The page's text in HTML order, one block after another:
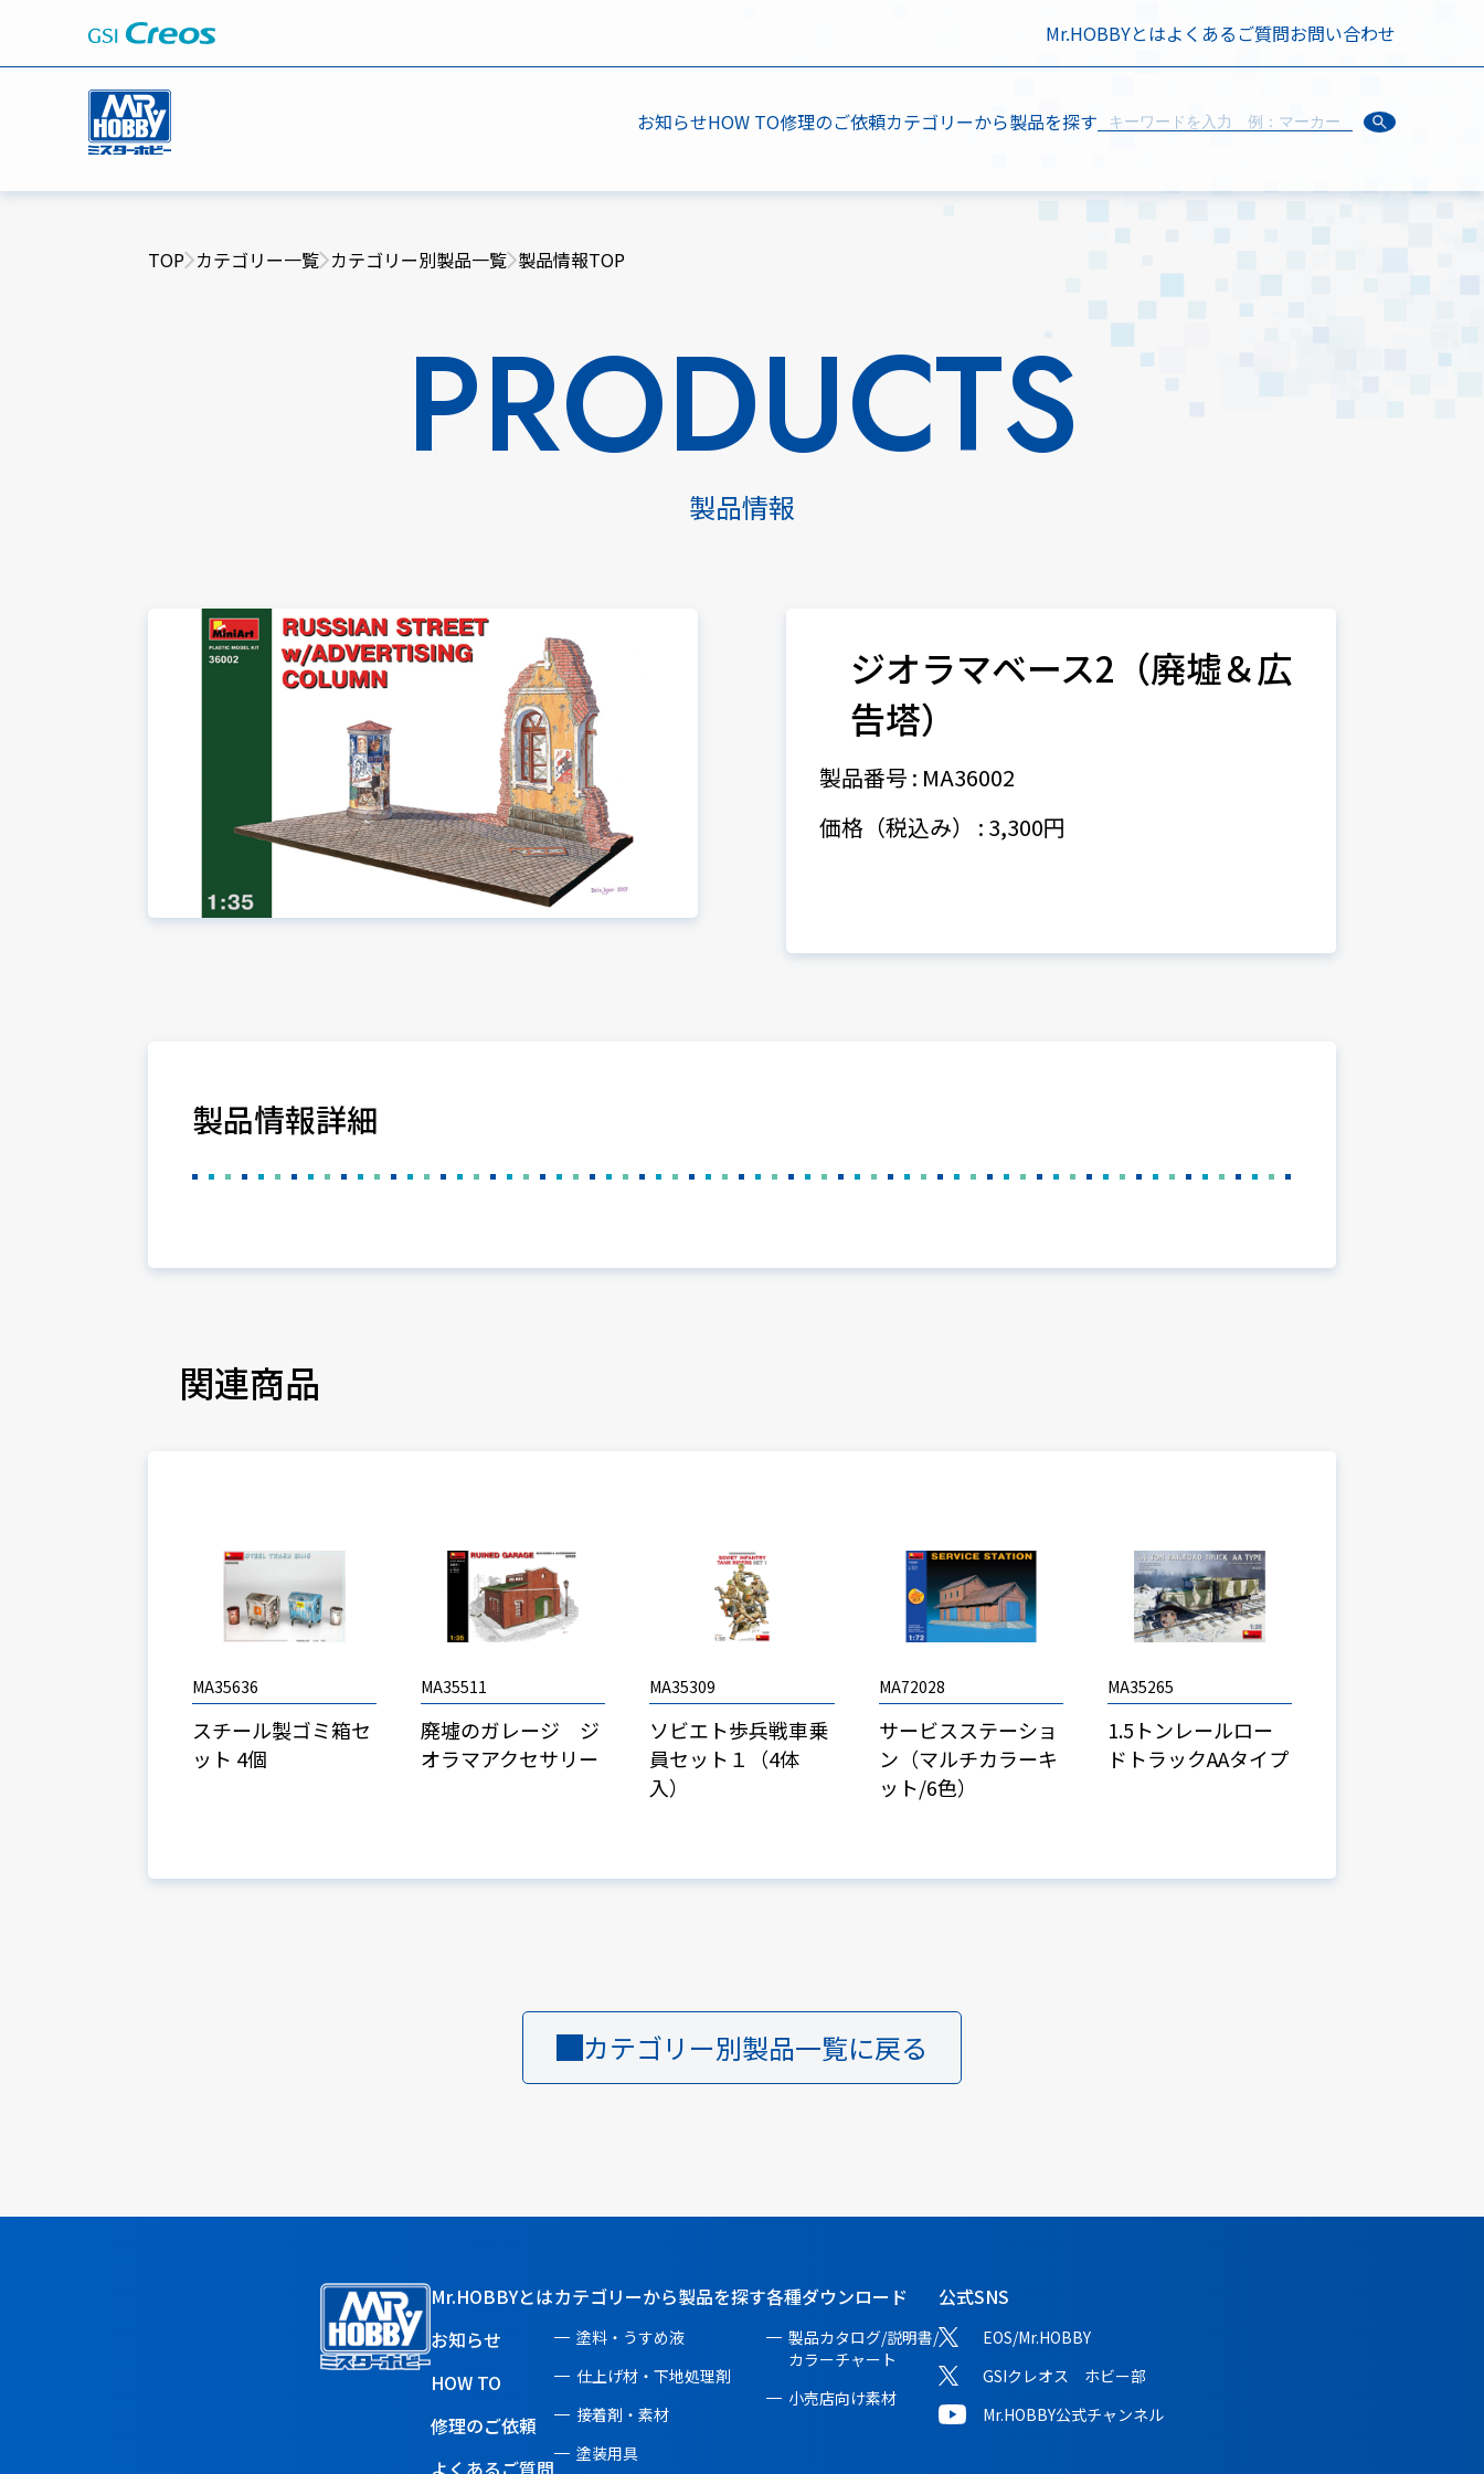
Mr.HOBBYとはよくあるご質問お問い合わせ
お知らせHOW TO修理のご依頼カテゴリーから製品を探す
TOP カテゴリー一覧 カテゴリー別製品一覧 製品情報TOP
PRODUCTS
製品情報
ジオラマベース2（廃墟＆広
告塔）
製品番号 : MA36002
価格（税込み） : 3,300円
製品情報詳細
関連商品
MA35636
スチール製ゴミ箱セ
ット 4個
MA35511
廃墟のガレージ ジ
オラマアクセサリー
MA35309
ソビエト歩兵戦車乗
員セット１（4体
入）
MA72028
サービスステーショ
ン（マルチカラーキ
ット/6色）
MA35265
1.5トンレールロー
ドトラックAAタイプ
カテゴリー別製品一覧に戻る
Mr.HOBBYとは
お知らせ
HOW TO
修理のご依頼
よくあるご質問
カテゴリーから製品を探す
塗料・うすめ液
仕上げ材・下地処理剤
接着剤・素材
塗装用具
各種ダウンロード
製品カタログ/説明書/
カラーチャート
小売店向け素材
公式SNS
EOS/Mr.HOBBY
GSIクレオス ホビー部
Mr.HOBBY公式チャンネル